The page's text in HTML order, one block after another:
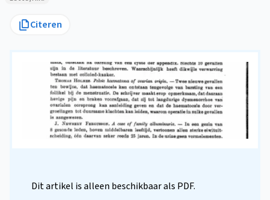
Citeren
Dit artikel is alleen beschikbaar als PDF.